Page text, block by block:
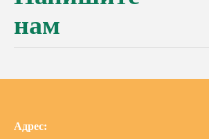
нам
Адрес: